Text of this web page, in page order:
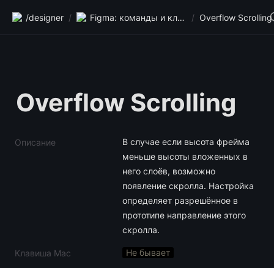
/designer / Figma: команды и клавиши / Overflow Scrolling
Overflow Scrolling
Описание
В случае если высота фрейма
меньше высоты вложенных в
него слоёв, возможно
появление скролла. Настройка
определяет разрешённое в
прототипе направление этого
скролла.
Клавиша Mac Не бывает